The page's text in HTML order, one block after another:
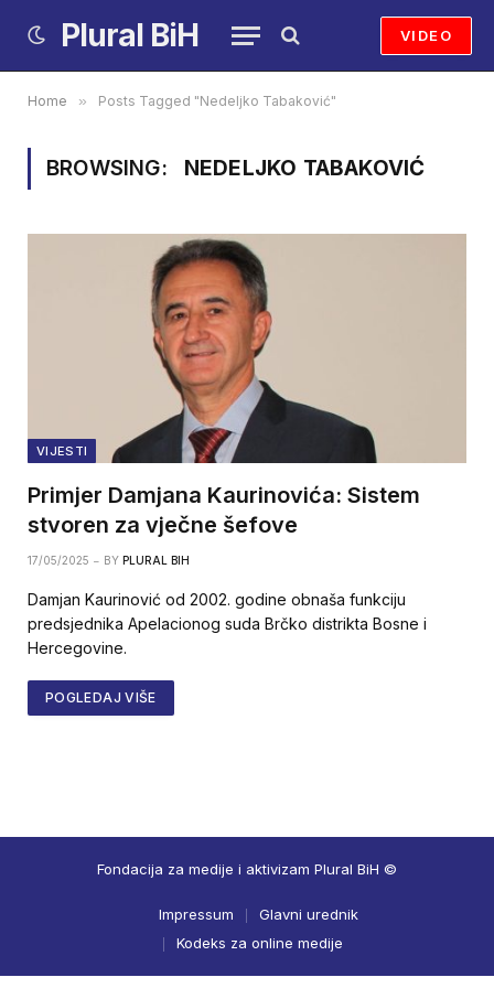
Plural BiH VIDEO
Home » Posts Tagged "Nedeljko Tabaković"
BROWSING: NEDELJKO TABAKOVIĆ
VIJESTI
Primjer Damjana Kaurinovića: Sistem
stvoren za vječne šefove
17/05/2025 BY PLURAL BIH
Damjan Kaurinović od 2002. godine obnaša funkciju
predsjednika Apelacionog suda Brčko distrikta Bosne i
Hercegovine.
POGLEDAJ VIŠE
Fondacija za medije i aktivizam Plural BiH ©
Impressum
Glavni urednik
Kodeks za online medije